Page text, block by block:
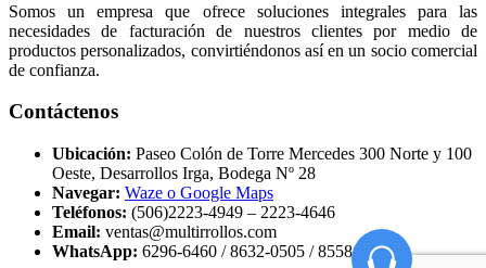
Somos un empresa que ofrece soluciones integrales para las
necesidades de facturación de nuestros clientes por medio de
productos personalizados, convirtiéndonos así en un socio comercial
de confianza.
Contáctenos
Ubicación: Paseo Colón de Torre Mercedes 300 Norte y 100
Oeste, Desarrollos Irga, Bodega Nº 28
Navegar: Waze o Google Maps
Teléfonos: (506)2223-4949 – 2223-4646
Email: ventas@multirrollos.com
WhatsApp: 6296-6460 / 8632-0505 / 8558-5000